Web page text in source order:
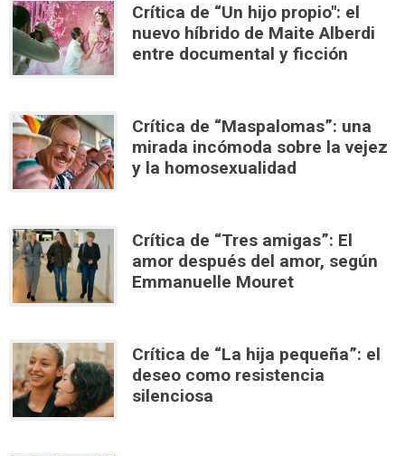
Crítica de “Un hijo propio": el
nuevo híbrido de Maite Alberdi
entre documental y ficción
Crítica de “Maspalomas”: una
mirada incómoda sobre la vejez
y la homosexualidad
Crítica de “Tres amigas”: El
amor después del amor, según
Emmanuelle Mouret
Crítica de “La hija pequeña”: el
deseo como resistencia
silenciosa